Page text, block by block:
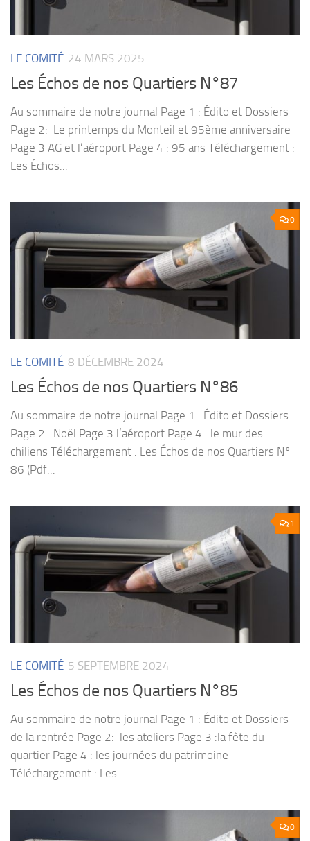
LE COMITÉ 24 MARS 2025
Les Échos de nos Quartiers N°87
Au sommaire de notre journal Page 1 : Édito et Dossiers
Page 2: Le printemps du Monteil et 95ème anniversaire
Page 3 AG et l’aéroport Page 4 : 95 ans Téléchargement :
Les Échos...
0
LE COMITÉ 8 DÉCEMBRE 2024
Les Échos de nos Quartiers N°86
Au sommaire de notre journal Page 1 : Édito et Dossiers
Page 2: Noël Page 3 l’aéroport Page 4 : le mur des
chiliens Téléchargement : Les Échos de nos Quartiers N°
86 (Pdf...
1
LE COMITÉ 5 SEPTEMBRE 2024
Les Échos de nos Quartiers N°85
Au sommaire de notre journal Page 1 : Édito et Dossiers
de la rentrée Page 2: les ateliers Page 3 :la fête du
quartier Page 4 : les journées du patrimoine
Téléchargement : Les...
0